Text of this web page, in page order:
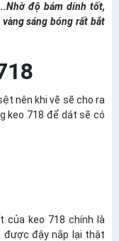
độ bám dính tốt,
sáng bóng rất bắt
nên khi vẽ sẽ cho ra
keo 718 để dát sẽ có
của keo 718 chính là
được đậy nắp lại thật